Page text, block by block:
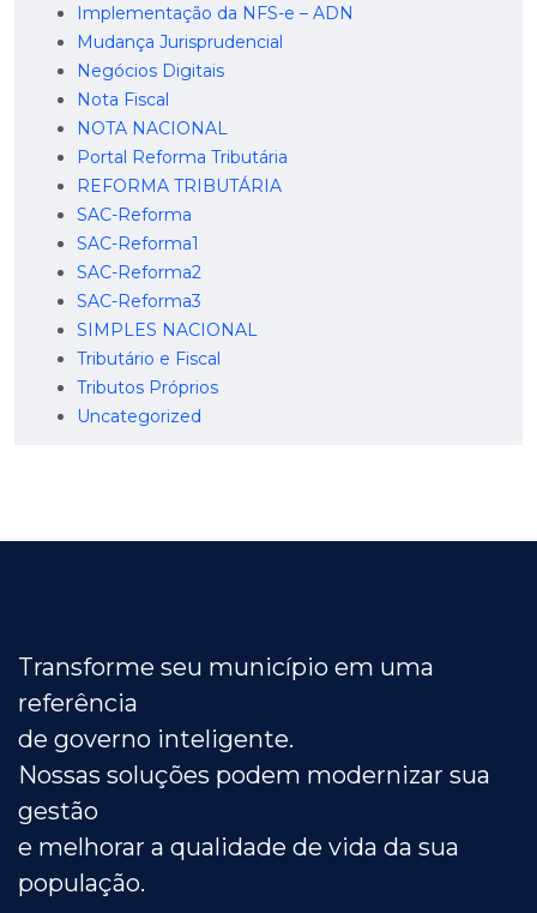
Implementação da NFS-e – ADN
Mudança Jurisprudencial
Negócios Digitais
Nota Fiscal
NOTA NACIONAL
Portal Reforma Tributária
REFORMA TRIBUTÁRIA
SAC-Reforma
SAC-Reforma1
SAC-Reforma2
SAC-Reforma3
SIMPLES NACIONAL
Tributário e Fiscal
Tributos Próprios
Uncategorized
Transforme seu município em uma
referência
de governo inteligente.
Nossas soluções podem modernizar sua
gestão
e melhorar a qualidade de vida da sua
população.